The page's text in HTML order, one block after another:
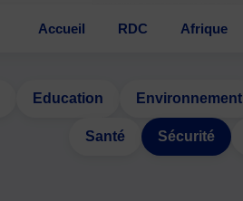
Accueil RDC Afrique
Education Environnement
Santé Sécurité